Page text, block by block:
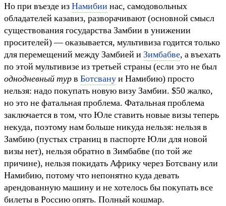
Но при въезде изНамибии нас, самодовольных
обладателей казавиз, разворачивают (основной смысл
существования государства Замбии в унижении
просителей) — оказывается, мультивиза годится только
для перемещений между Замбией и Зимбабве, а въехать
по этой мультивизе из третьей страны (если это не был
однодневныйтурв Ботсвануи Намибию) просто
нельзя: надо покупать новую визу Замбии. $50 жалко,
но это не фатальная проблема. Фатальная проблема
заключается в том, что Юле ставить новые визы теперь
некуда, поэтому нам больше никуда нельзя: нельзя в
Замбию (пустых страниц в паспорте Юли для новой
визы нет), нельзя обратно в Зимбабве (по той же
причине), нельзя покидать Африку через Ботсвану или
Намибию, потому что непонятно куда девать
арендованную машину и не хотелось бы покупать все
билеты в Россию опять. Полный кошмар.